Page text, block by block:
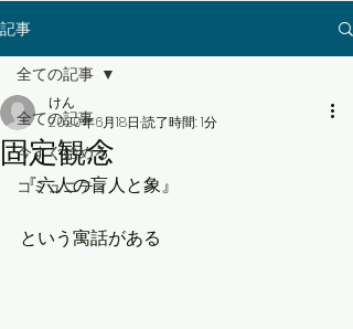
記事
全ての記事
今すぐ始める
コミュニティ
全ての記事
固定観念
けん
2020年6月18日 読了時間: 1分
『六人の盲人と象』
という寓話がある